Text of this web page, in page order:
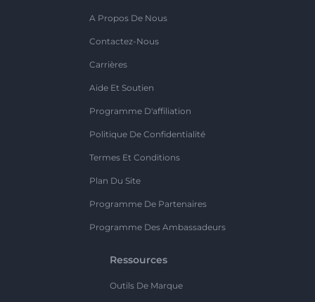
A Propos De Nous
Contactez-Nous
Carrières
Aide Et Soutien
Programme D'affiliation
Politique De Confidentialité
Termes Et Conditions
Plan Du Site
Programme De Partenaires
Programme Des Ambassadeurs
Ressources
Outils De Marque